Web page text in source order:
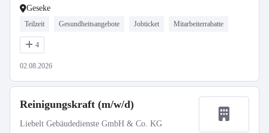
Geseke
Teilzeit Gesundheitsangebote Jobticket Mitarbeiterrabatte
4
02.08.2026
Reinigungskraft (m/w/d)
Liebelt Gebäudedienste GmbH & Co. KG